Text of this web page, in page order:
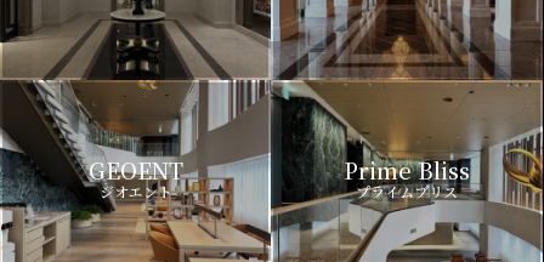
GEOENT
ジオエント
Prime Bliss
プライムブリス